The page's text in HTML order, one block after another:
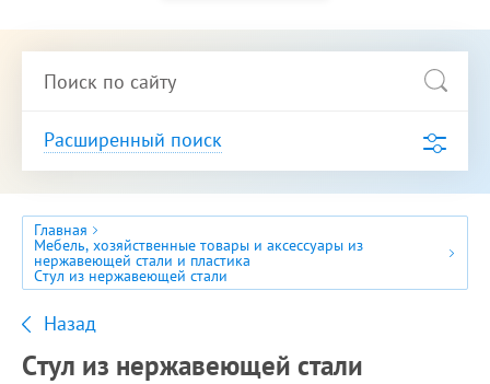
Расширенный поиск
Главная
Мебель, хозяйственные товары и аксессуары из
нержавеющей стали и пластика
Стул из нержавеющей стали
Назад
Стул из нержавеющей стали